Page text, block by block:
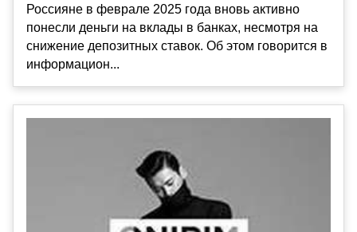
Россияне в феврале 2025 года вновь активно
понесли деньги на вклады в банках, несмотря на
снижение депозитных ставок. Об этом говорится в
информацион...